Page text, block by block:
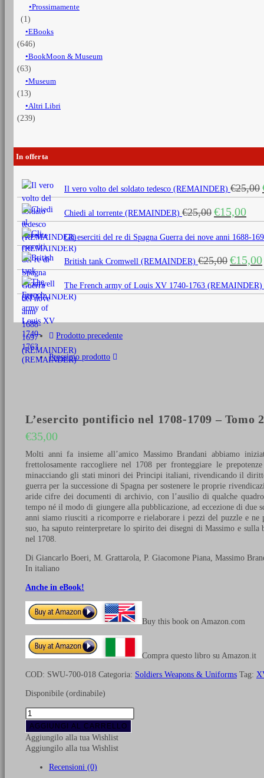
Prossimamente
(1)
EBooks
(646)
BookMoon & Museum
(63)
Museum
(13)
Altri Libri
(239)
In offerta
Il vero volto del soldato tedesco (REMAINDER) €25,00
Chiedi al torrente (REMAINDER) €25,00 Il
prezzo
originale
era:
€25,00.
€15,00
è:
Gli eserciti del re di Spagna Guerra dei nove anni 1688-
British tank Cromwell (REMAINDER) €25,00 Il
prezzo
originale
era:
€15,00
The French army of Louis XV 1740-1763 (REMAINDER)
Prodotto precedente
Prossimo prodotto
L’esercito pontificio nel 1708-1709 – Tomo 2
€35,00
Molti anni fa insieme all’amico Massimo Brandani abbiamo
frettolosamente raccogliere nel 1708 per fronteggiare le
minacciando gli stati minori dei Principi italiani, rivendicando il
guerra per la successione di Spagna per sostenere le proprie
aride cifre dei documenti di archivio, con l’ausilio di qualche
tempo né il modo di giungere alla pubblicazione, ad eccezione di
anni siamo riusciti a ricomporre e rielaborare i pezzi del puzzle e ne
suo, ha saputo reinterpretare lo spirito dei disegni di Massimo e
nel 1708.
Di Giancarlo Boeri, M. Grattarola, P. Giacomone Piana, Massimo
In italiano
Anche in eBook!
Buy this book on Amazon.com
Compra questo libro su Amazon.it
COD: SWU-700-018 Categoria: Soldiers Weapons & Uniforms Tag:
Disponibile (ordinabile)
L'esercito
pontificio
nel
1708-
1709
AGGIUNGI AL CARRELLO
Aggiungilo alla tua Wishlist
Aggiungilo alla tua Wishlist
Recensioni (0)